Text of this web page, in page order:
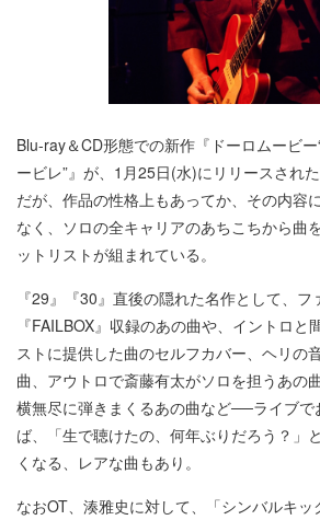
Blu-ray＆CD形態での新作『ドーロムービ
ービレ”』が、1月25日(水)にリリースされ
だが、作品の性格上もあってか、その内容
なく、ソロの全キャリアのあちこちから曲
ットリストが組まれている。
『29』『30』直後の隠れた名作として、
『FAILBOX』収録のあの曲や、イントロと
ストに提供した曲のセルフカバー、ヘリの
曲、アウトロで斎藤有太がソロを担うあの
横無尽に弾きまくるあの曲など──ライブで
ば、「生で聴けたの、何年ぶりだろう？」
くなる、レアな曲もあり。
なおOT、湊雅史に対して、「シンバルキッ